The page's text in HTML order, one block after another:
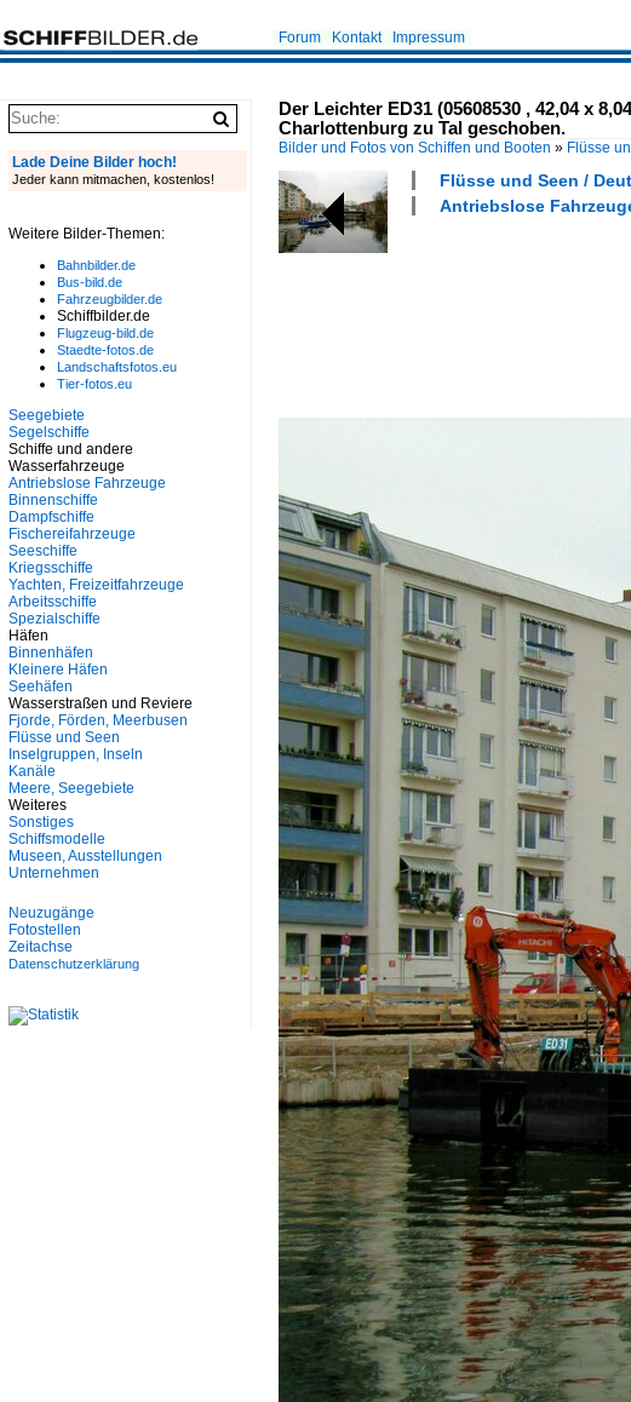
Forum Kontakt Impressum
Der Leichter ED31 (05608530 , 42,04 x
Charlottenburg zu Tal geschoben.
Bilder und Fotos von Schiffen und Booten » Flüsse
Flüsse und Seen /
Antriebslose
Lade Deine Bilder hoch!
Jeder kann mitmachen, kostenlos!
Weitere Bilder-Themen:
Bahnbilder.de
Bus-bild.de
Fahrzeugbilder.de
Schiffbilder.de
Flugzeug-bild.de
Staedte-fotos.de
Landschaftsfotos.eu
Tier-fotos.eu
Seegebiete
Segelschiffe
Schiffe und andere
Wasserfahrzeuge
Antriebslose Fahrzeuge
Binnenschiffe
Dampfschiffe
Fischereifahrzeuge
Seeschiffe
Kriegsschiffe
Yachten, Freizeitfahrzeuge
Arbeitsschiffe
Spezialschiffe
Häfen
Binnenhäfen
Kleinere Häfen
Seehäfen
Wasserstraßen und Reviere
Fjorde, Förden, Meerbusen
Flüsse und Seen
Inselgruppen, Inseln
Kanäle
Meere, Seegebiete
Weiteres
Sonstiges
Schiffsmodelle
Museen, Ausstellungen
Unternehmen
Neuzugänge
Fotostellen
Zeitachse
Datenschutzerklärung